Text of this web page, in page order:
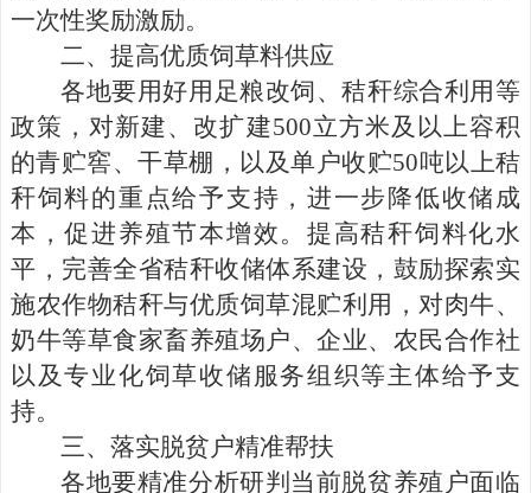
一次性奖励激励。
二、 提高优质饲草料供应
各地要用好用足粮改饲、秸秆综合利用等
政策，对新建、改扩建500立方米及以上容积
的青贮窖、干草棚，以及单户收贮50吨以上秸
秆饲料的重点给予支持，进一步降低收储成
本，促进养殖节本增效。提高秸秆饲料化水
平，完善全省秸秆收储体系建设，鼓励探索实
施农作物秸秆与优质饲草混贮利用，对肉牛、
奶牛等草食家畜养殖场户、企业、农民合作社
以及专业化饲草收储服务组织等主体给予支
持。
三、 落实脱贫户精准帮扶
各地要精准分析研判当前脱贫养殖户面临